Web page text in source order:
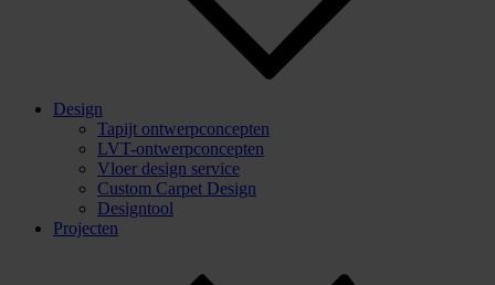
Design
Tapijt ontwerpconcepten
LVT-ontwerpconcepten
Vloer design service
Custom Carpet Design
Designtool
Projecten